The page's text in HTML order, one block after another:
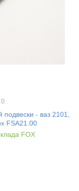
- ваз 2101,
FSA21.00
FOX